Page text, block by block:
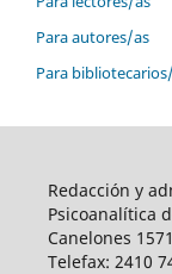
Para autores/as
Para
Redacción y
Psicoanalítica
Canelones
Telefax: 2410